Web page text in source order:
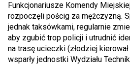
Funkcjonariusze Komendy
rozpoczęli pościg za mężczyzną.
jednak taksówkami, regularnie
aby zgubić trop policji i utrudnić
na trasę ucieczki (złodziej
wsparły jednostki Wydziału